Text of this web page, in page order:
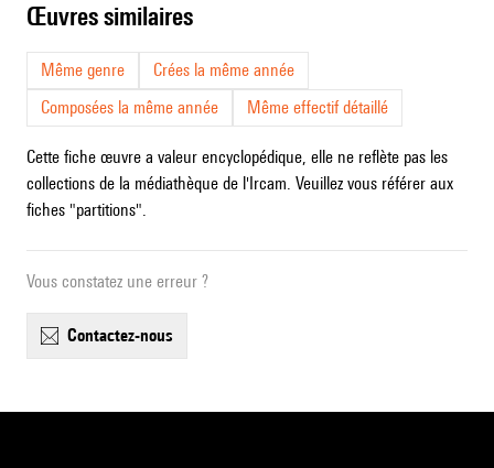
œuvres similaires
Même genre
Crées la même année
Composées la même année
Même effectif détaillé
Cette fiche œuvre a valeur encyclopédique, elle ne reflète pas les
collections de la médiathèque de l'Ircam. Veuillez vous référer aux
fiches "partitions".
Vous constatez une erreur ?
contactez-nous